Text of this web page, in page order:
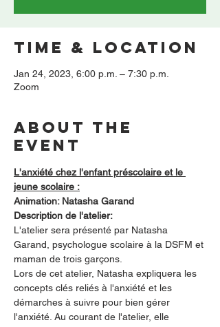
Time & Location
Jan 24, 2023, 6:00 p.m. – 7:30 p.m.
Zoom
About the
event
L'anxiété chez l'enfant préscolaire et le
jeune scolaire :
Animation: Natasha Garand
Description de l'atelier:
L'atelier sera présenté par Natasha
Garand, psychologue scolaire à la DSFM et
maman de trois garçons.
Lors de cet atelier, Natasha expliquera les
concepts clés reliés à l'anxiété et les
démarches à suivre pour bien gérer
l'anxiété. Au courant de l'atelier, elle